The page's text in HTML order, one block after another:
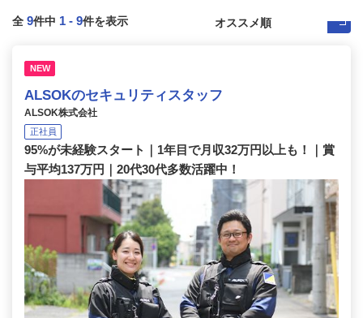
全 9件中 1 - 9件を表示
NEW
ALSOKのセキュリティスタッフ
ALSOK株式会社
正社員
95%が未経験スタート｜1年目で月収32万円以上も！｜賞
与平均137万円｜20代30代多数活躍中！